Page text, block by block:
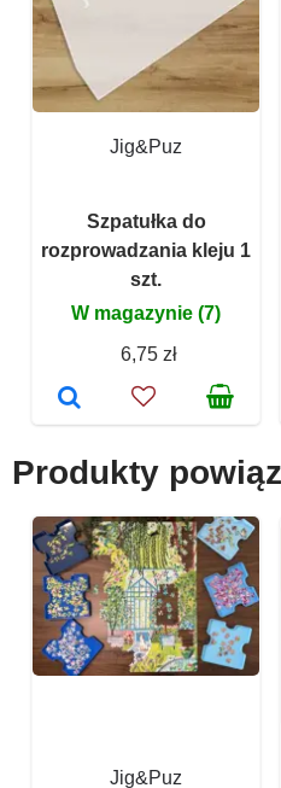
Jig&Puz
Szpatułka do
rozprowadzania kleju 1
szt.
W magazynie (7)
6,75 zł
Produkty
Jig&Puz